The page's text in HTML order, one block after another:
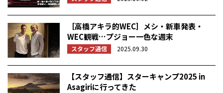
［高橋アキラ的WEC］メシ・新車発表・
WEC観戦…プジョー一色な週末
スタッフ通信 2025.09.30
【スタッフ通信】スターキャンプ2025 in
Asagiriに行ってきた